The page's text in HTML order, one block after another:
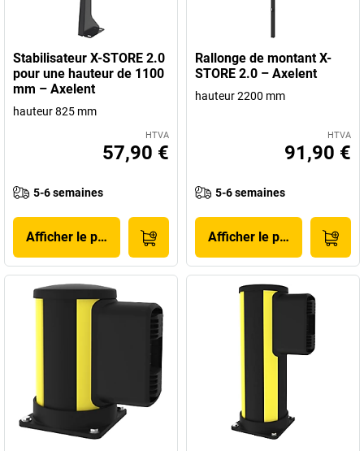
Stabilisateur X-STORE 2.0
pour une hauteur de 1100
mm – Axelent
hauteur 825 mm
HTVA
57,90 €
5-6 semaines
Afficher le produit
Rallonge de montant X-
STORE 2.0 – Axelent
hauteur 2200 mm
HTVA
91,90 €
5-6 semaines
Afficher le produit